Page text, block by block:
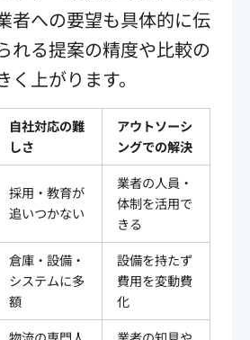
者への要望も具体的に伝
れる提案の精度や比較の
く上がります。
自社対応の難
しさ
アウトソーシ
ングでの解決
採用・教育が
追いつかない
業者の人員・
体制を活用で
きる
倉庫・設備・
システムに多
額
設備を持たず
費用を変動費
化